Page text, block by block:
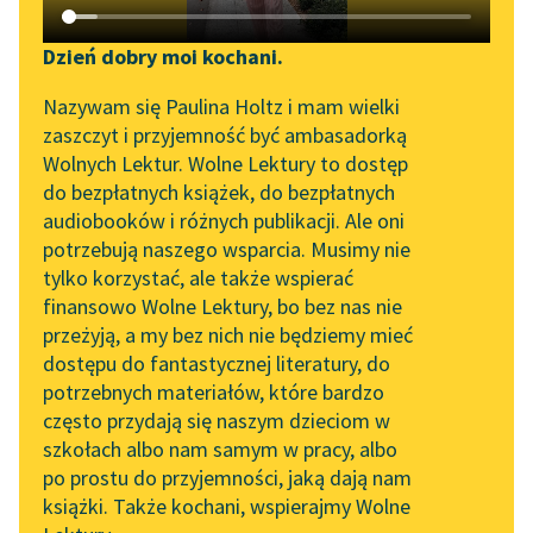
Katalog DAISY
Podkasty o książkach
Zgłoś brak utworu
Aktualności
„Prokurator Alicja Horn”
do słuchania
Byliśmy częścią AI Impact
Lab
Zapraszamy na spotkanie
online z tłumaczkami
literatury skandynawskiej
Spotkanie z Katarzyną
Tunkiel w Oslo
102. lata temu zmarł
Joseph Conrad
Narzędzia
Mapa Wolnych Lektur
Leśmianator
Przewodnik dla piszących i
czytających
API
OAI-PMH
Widget Wolnych Lektur
Przypisy
Dzień dobry moi kochani.
Nazywam się Paulina Holtz i mam wielki
zaszczyt i przyjemność być ambasadorką
Wolnych Lektur. Wolne Lektury to dostęp
do bezpłatnych książek, do bezpłatnych
audiobooków i różnych publikacji. Ale oni
potrzebują naszego wsparcia. Musimy nie
tylko korzystać, ale także wspierać
finansowo Wolne Lektury, bo bez nas nie
przeżyją, a my bez nich nie będziemy mieć
dostępu do fantastycznej literatury, do
potrzebnych materiałów, które bardzo
często przydają się naszym dzieciom w
szkołach albo nam samym w pracy, albo
po prostu do przyjemności, jaką dają nam
książki. Także kochani, wspierajmy Wolne
Jerzy Liebert
Zadzwoni wilgą w
bliskiej olszynie,
Byśmy się, wrogu mój,
nie wstydzili
Świerszcza o
zmierzchu znaleźć...
Czytaj więcej
Motyw: Przyjaźń